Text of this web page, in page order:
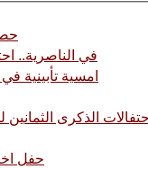
في الناصرية..
امسية تأبينية
الذكرى الثمانين
حفل